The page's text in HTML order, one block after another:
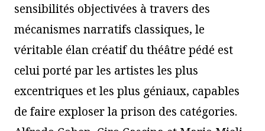
sensibilités objectivées à travers des
mécanismes narratifs classiques, le
véritable élan créatif du théâtre pédé est
celui porté par les artistes les plus
excentriques et les plus géniaux, capables
de faire exploser la prison des catégories.